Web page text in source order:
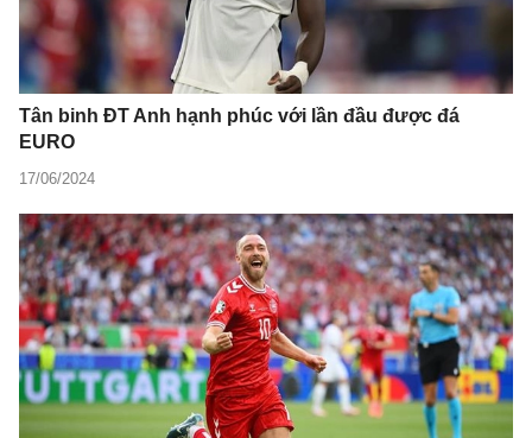
Tân binh ĐT Anh hạnh phúc với lần đầu được đá
EURO
17/06/2024